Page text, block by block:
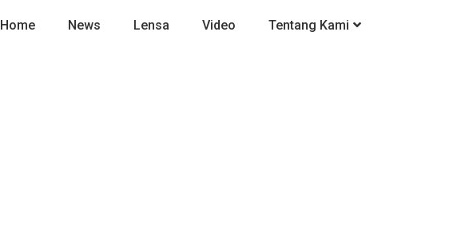
Home News Lensa Video Tentang Kami